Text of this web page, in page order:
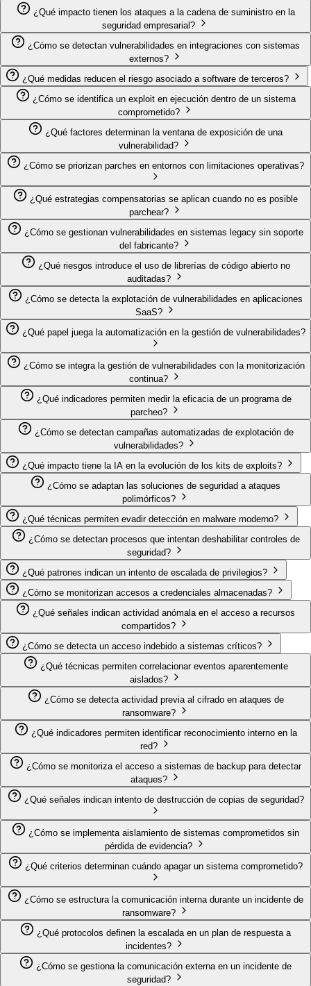
¿Qué impacto tienen los ataques a la cadena de suministro en la
seguridad empresarial?
¿Cómo se detectan vulnerabilidades en integraciones con sistemas
externos?
¿Qué medidas reducen el riesgo asociado a software de terceros?
¿Cómo se identifica un exploit en ejecución dentro de un sistema
comprometido?
¿Qué factores determinan la ventana de exposición de una
vulnerabilidad?
¿Cómo se priorizan parches en entornos con limitaciones operativas?
¿Qué estrategias compensatorias se aplican cuando no es posible
parchear?
¿Cómo se gestionan vulnerabilidades en sistemas legacy sin soporte
del fabricante?
¿Qué riesgos introduce el uso de librerías de código abierto no
auditadas?
¿Cómo se detecta la explotación de vulnerabilidades en aplicaciones
SaaS?
¿Qué papel juega la automatización en la gestión de vulnerabilidades?
¿Cómo se integra la gestión de vulnerabilidades con la monitorización
continua?
¿Qué indicadores permiten medir la eficacia de un programa de
parcheo?
¿Cómo se detectan campañas automatizadas de explotación de
vulnerabilidades?
¿Qué impacto tiene la IA en la evolución de los kits de exploits?
¿Cómo se adaptan las soluciones de seguridad a ataques
polimórficos?
¿Qué técnicas permiten evadir detección en malware moderno?
¿Cómo se detectan procesos que intentan deshabilitar controles de
seguridad?
¿Qué patrones indican un intento de escalada de privilegios?
¿Cómo se monitorizan accesos a credenciales almacenadas?
¿Qué señales indican actividad anómala en el acceso a recursos
compartidos?
¿Cómo se detecta un acceso indebido a sistemas críticos?
¿Qué técnicas permiten correlacionar eventos aparentemente
aislados?
¿Cómo se detecta actividad previa al cifrado en ataques de
ransomware?
¿Qué indicadores permiten identificar reconocimiento interno en la
red?
¿Cómo se monitoriza el acceso a sistemas de backup para detectar
ataques?
¿Qué señales indican intento de destrucción de copias de seguridad?
¿Cómo se implementa aislamiento de sistemas comprometidos sin
pérdida de evidencia?
¿Qué criterios determinan cuándo apagar un sistema comprometido?
¿Cómo se estructura la comunicación interna durante un incidente de
ransomware?
¿Qué protocolos definen la escalada en un plan de respuesta a
incidentes?
¿Cómo se gestiona la comunicación externa en un incidente de
seguridad?